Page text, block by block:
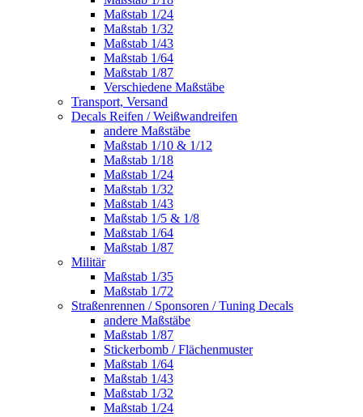
Maßstab 1/24
Maßstab 1/32
Maßstab 1/43
Maßstab 1/64
Maßstab 1/87
Verschiedene Maßstäbe
Transport, Versand
Decals Reifen / Weißwandreifen
andere Maßstäbe
Maßstab 1/10 & 1/12
Maßstab 1/18
Maßstab 1/24
Maßstab 1/32
Maßstab 1/43
Maßstab 1/5 & 1/8
Maßstab 1/64
Maßstab 1/87
Militär
Maßstab 1/35
Maßstab 1/72
Straßenrennen / Sponsoren / Tuning Decals
andere Maßstäbe
Maßstab 1/87
Stickerbomb / Flächenmuster
Maßstab 1/64
Maßstab 1/43
Maßstab 1/32
Maßstab 1/24